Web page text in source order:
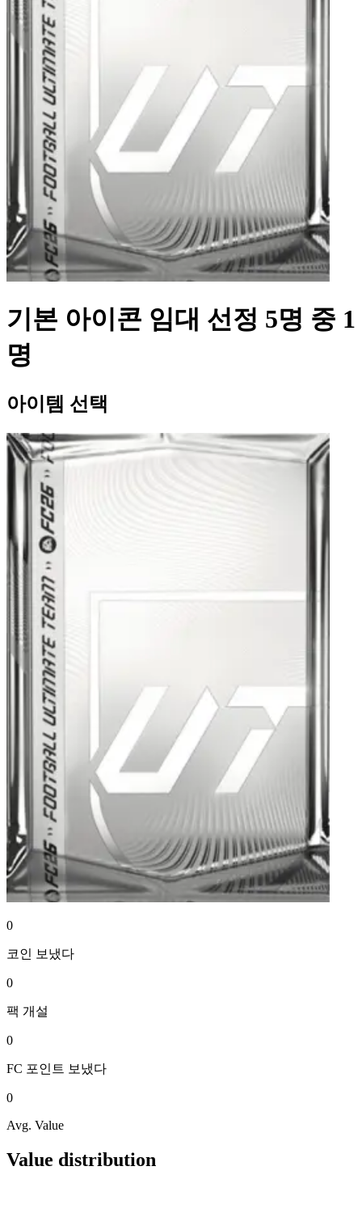
기본 아이콘 임대 선정 5명 중 1
명
아이템 선택
0
코인 보냈다
0
팩 개설
0
FC 포인트 보냈다
0
Avg. Value
Value distribution